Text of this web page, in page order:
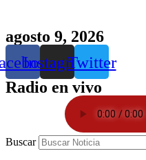
agosto 9, 2026
InstagramTwitter
Radio en vivo
Buscar